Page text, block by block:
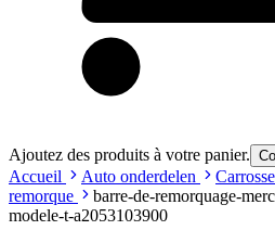
Ajoutez des produits à votre panier.
Accueil Auto onderdelen
remorque
barre-de-remorquage-
modele-t-a2053103900